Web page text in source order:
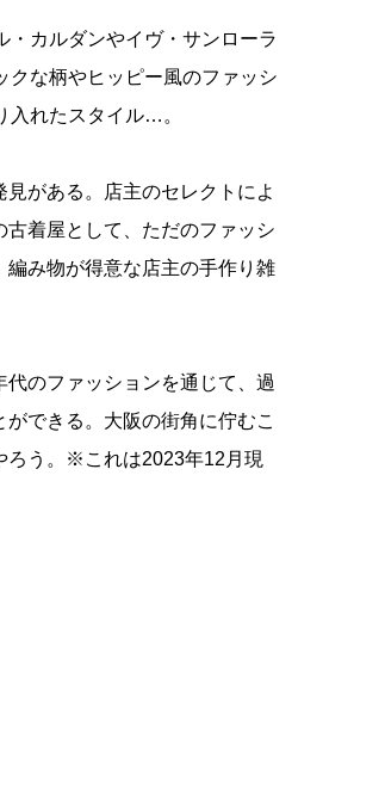
・カルダンやイヴ・サンローラ
クな柄やヒッピー風のファッシ
入れたスタイル…。
がある。店主のセレクトによ
着屋として、ただのファッシ
編み物が得意な店主の手作り雑
のファッションを通じて、過
できる。大阪の街角に佇むこ
ろう。※これは2023年12月現